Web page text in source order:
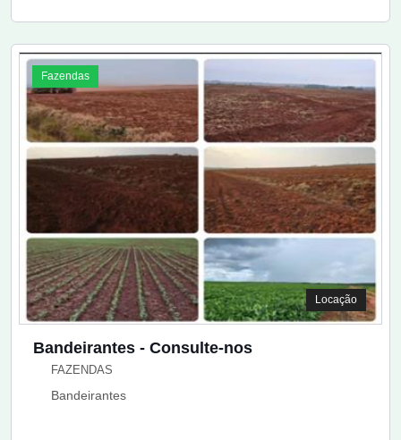
Fazendas
Locação
Bandeirantes - Consulte-nos
FAZENDAS
Bandeirantes